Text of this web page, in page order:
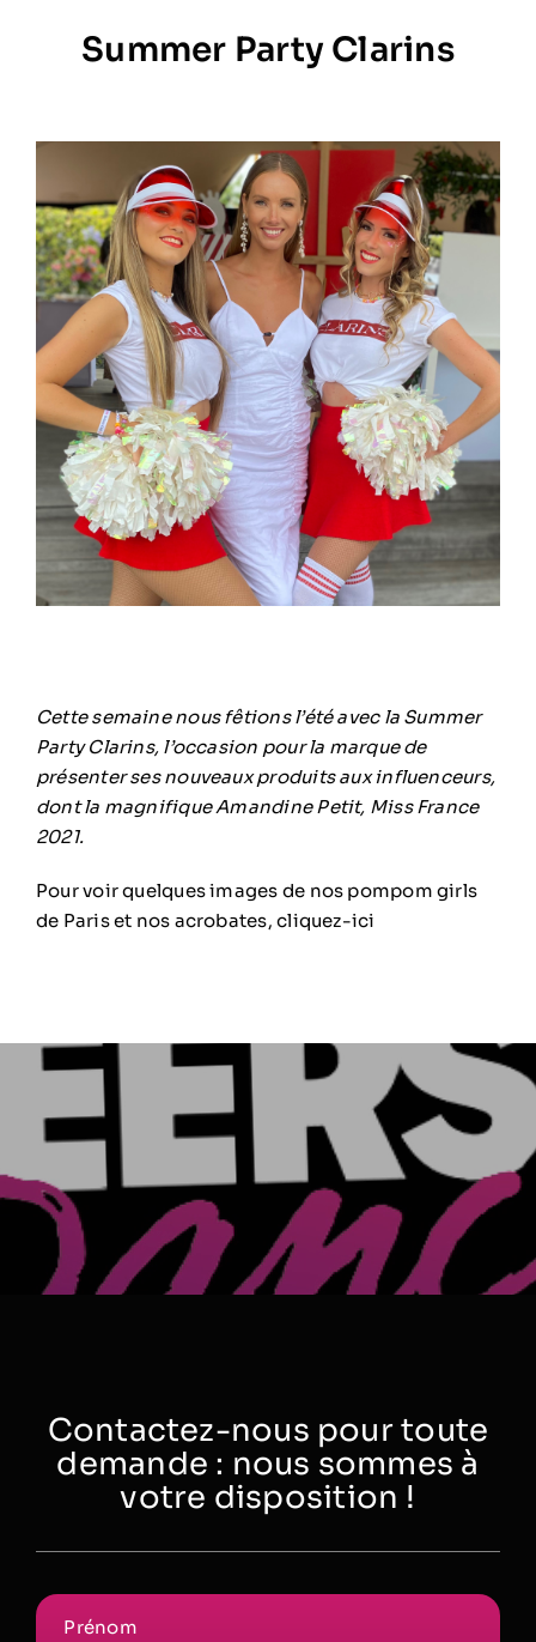
Artistes
Galerie
Formation
Contact
Summer Party Clarins
Cette semaine nous fêtions l’été avec la Summer
Party Clarins, l’occasion pour la marque de
présenter ses nouveaux produits aux influenceurs,
dont la magnifique Amandine Petit, Miss France
2021.
Pour voir quelques images de nos pompom girls
de Paris et nos acrobates,cliquez-ici
Contactez-nous pour toute
demande : nous sommes à
votre disposition !
Prénom